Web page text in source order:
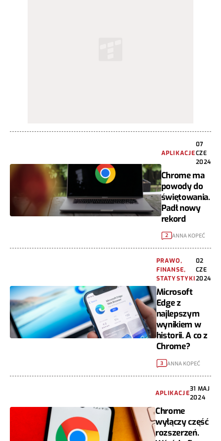
APLIKACJE
07
CZE
2024
Chrome ma
powody do
świętowania.
Padł nowy
rekord
2 ANNA KOPEĆ
PRAWO,
FINANSE,
STATYSTYKI
02
CZE
2024
Microsoft
Edge z
najlepszym
wynikiem w
historii. A co z
Chrome?
3 ANNA KOPEĆ
APLIKACJE
31 MAJ
2024
Chrome
wyłączy część
rozszerzeń.